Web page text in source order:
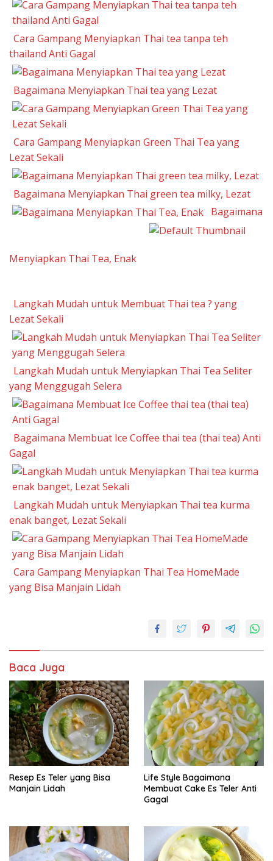
Cara Gampang Menyiapkan Thai tea tanpa teh
thailand Anti Gagal
Bagaimana Menyiapkan Thai tea yang Lezat
Cara Gampang Menyiapkan Green Thai Tea yang
Lezat Sekali
Bagaimana Menyiapkan Thai green tea milky, Lezat
Bagaimana
Menyiapkan Thai Tea, Enak
Langkah Mudah untuk Membuat Thai tea ? yang
Lezat Sekali
Langkah Mudah untuk Menyiapkan Thai Tea Seliter
yang Menggugah Selera
Bagaimana Membuat Ice Coffee thai tea (thai tea) Anti
Gagal
Langkah Mudah untuk Menyiapkan Thai tea kurma
enak banget, Lezat Sekali
Cara Gampang Menyiapkan Thai Tea HomeMade
yang Bisa Manjain Lidah
Baca Juga
Resep Es Teler yang Bisa
Manjain Lidah
Life Style Bagaimana
Membuat Cake Es Teler Anti
Gagal